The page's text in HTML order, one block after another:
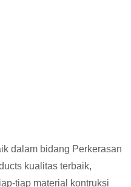
dalam bidang Perkerasan
kualitas terbaik,
tiap material kontruksi